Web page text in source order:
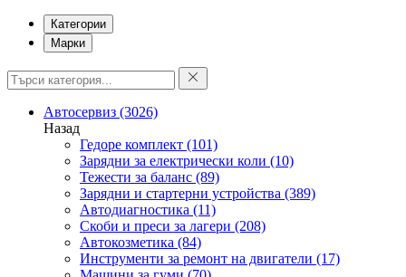
Категории
Марки
Автосервиз (3026)
Назад
Гедоре комплект (101)
Зарядни за електрически коли (10)
Тежести за баланс (89)
Зарядни и стартерни устройства (389)
Автодиагностика (11)
Скоби и преси за лагери (208)
Автокозметика (84)
Инструменти за ремонт на двигатели (17)